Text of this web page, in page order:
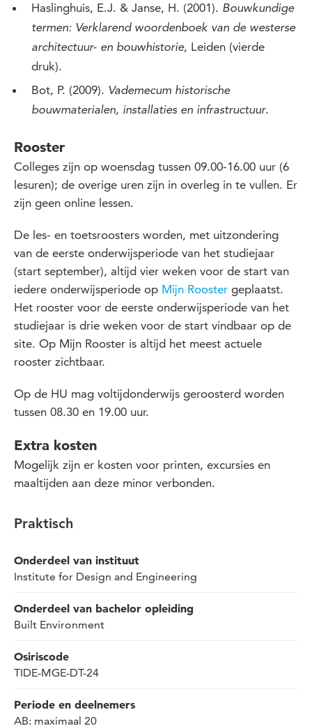
Haslinghuis, E.J. & Janse, H. (2001). Bouwkundige
termen: Verklarend woordenboek van de westerse
architectuur- en bouwhistorie, Leiden (vierde
druk).
Bot, P. (2009). Vademecum historische
bouwmaterialen, installaties en infrastructuur.
Rooster
Colleges zijn op woensdag tussen 09.00-16.00 uur (6
lesuren); de overige uren zijn in overleg in te vullen. Er
zijn geen online lessen.
De les- en toetsroosters worden, met uitzondering
van de eerste onderwijsperiode van het studiejaar
(start september), altijd vier weken voor de start van
iedere onderwijsperiode op Mijn Rooster geplaatst.
Het rooster voor de eerste onderwijsperiode van het
studiejaar is drie weken voor de start vindbaar op de
site. Op Mijn Rooster is altijd het meest actuele
rooster zichtbaar.
Op de HU mag voltijdonderwijs geroosterd worden
tussen 08.30 en 19.00 uur.
Extra kosten
Mogelijk zijn er kosten voor printen, excursies en
maaltijden aan deze minor verbonden.
Praktisch
Onderdeel van instituut
Institute for Design and Engineering
Onderdeel van bachelor opleiding
Built Environment
Osiriscode
TIDE-MGE-DT-24
Periode en deelnemers
AB: maximaal 20